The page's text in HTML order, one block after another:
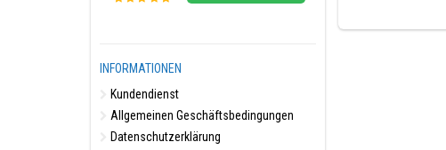
INFORMATIONEN
Kundendienst
Allgemeinen Geschäftsbedingungen
Datenschutzerklärung